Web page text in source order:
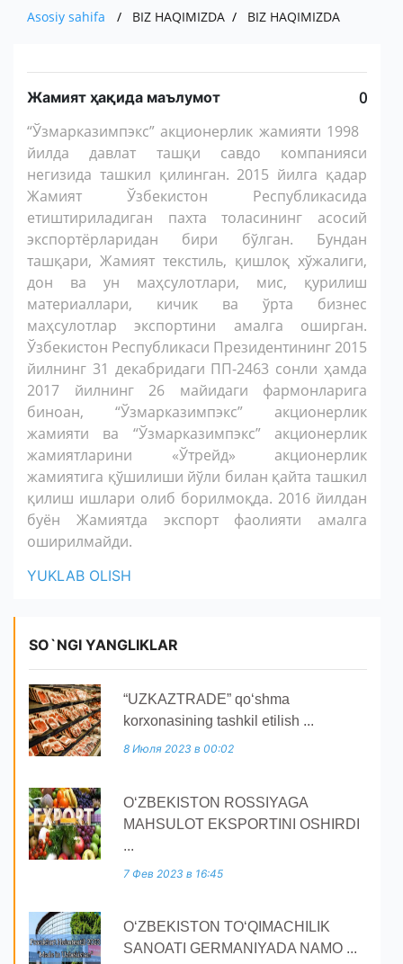
XOM ASHYO VA MATERIALLAR
AVTOMOBILLAR
MUHIM FAKTLAR
KOMPANIYANING ICHKI HUJJATLARI
ISHLAB CHIQARADIGAN MAXSULOT VA
EKSPORT
IMPORT
BOJXONA RASMIYLASHTIRUVI
AUTSORSING
EKSPORT
PRESS
KO'RGAZMALAR
YANGILIKLAR ARXIVI
YUR-JIS. SHAXSLAR MUROJAATI
SO'ROVNOMA
ALOQA
E'LON
Asosiy sahifa BIZ HAQIMIZDA BIZ HAQIMIZDA
0
Жамият ҳақида маълумот
“Ўзмарказимпэкс” акционерлик жамияти 1998
йилда давлат ташқи савдо компанияси
негизида ташкил қилинган. 2015 йилга қадар
Жамият Ўзбекистон Республикасида
етиштириладиган пахта толасининг асосий
экспортёрларидан бири бўлган. Бундан
ташқари, Жамият текстиль, қишлоқ хўжалиги,
дон ва ун маҳсулотлари, мис, қурилиш
материаллари, кичик ва ўрта бизнес
маҳсулотлар экспортини амалга оширган.
Ўзбекистон Республикаси Президентининг 2015
йилнинг 31 декабридаги ПП-2463 сонли ҳамда
2017 йилнинг 26 майидаги фармонларига
биноан, “Ўзмарказимпэкс” акционерлик
жамияти ва “Ўзмарказимпэкс” акционерлик
жамиятларини «Ўтрейд» акционерлик
жамиятига қўшилиши йўли билан қайта ташкил
қилиш ишлари олиб борилмоқда. 2016 йилдан
буён Жамиятда экспорт фаолияти амалга
оширилмайди.
YUKLAB OLISH
SO`NGI YANGLIKLAR
“UZKAZTRADE” qoʻshma
korxonasining tashkil etilish ...
8 Июля 2023 в 00:02
O‘ZBEKISTON ROSSIYAGA
MAHSULOT EKSPORTINI OSHIRDI
...
7 Фев 2023 в 16:45
O‘ZBEKISTON TO‘QIMACHILIK
SANOATI GERMANIYADA NAMO ...